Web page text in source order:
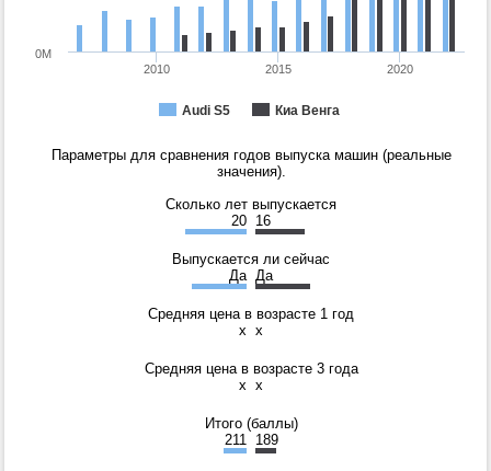
Audi S5 Киа Венга
2010 2015 2020
0M
Параметры для сравнения годов выпуска машин (реальные
значения).
Сколько лет выпускается
20 16
Выпускается ли сейчас
Да Да
Средняя цена в возрасте 1 год
x x
Средняя цена в возрасте 3 года
x x
Итого (баллы)
211
189